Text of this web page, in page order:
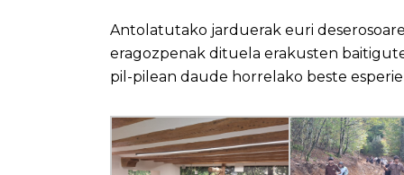
Antolatutako jarduerak euri
eragozpenak dituela erakusten
pil-pilean daude horrelako beste